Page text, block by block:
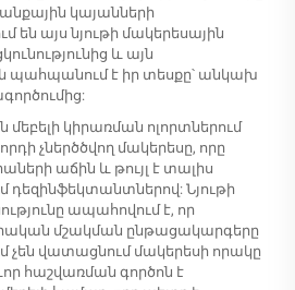
կայանների
են այս նյութի մակերեսային
և այն
պահպանում է իր տեսքը՝ անկախ
կիրառման ոլորտներում
չներծծվող մակերեսը, որը
աճին և թույլ է տալիս
դեզինֆեկտանտներով: Նյութի
ապահովում է, որ
մշակման ընթացակարգերը
չեն վատացնում մակերեսի որակը
հաշվառման գործոն է